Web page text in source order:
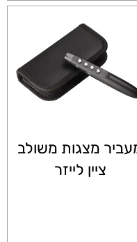
מצגות משולב
ציין לייזר